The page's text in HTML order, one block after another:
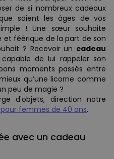
de si nombreux cadeaux
soient les âges de vos
! Une sœur souhaite
féérique de la part de son
? Recevoir un cadeau
de lui rappeler son
moments passés entre
qu’une licorne comme
peu de magie ?
d'objets, direction notre
femmes de 40 ans.
avec un cadeau